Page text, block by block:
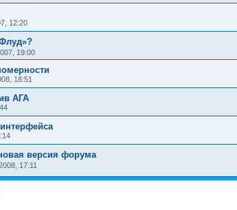
12:20
19:00
18:51
АГА
версия форума
17:11